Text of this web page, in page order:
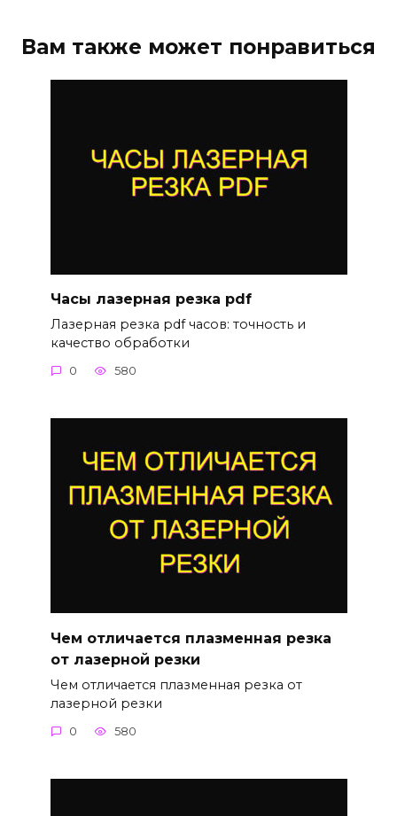
Вам также может понравиться
Часы лазерная резка pdf
Лазерная резка pdf часов: точность и
качество обработки
0 580
Чем отличается плазменная резка
от лазерной резки
Чем отличается плазменная резка от
лазерной резки
0 580